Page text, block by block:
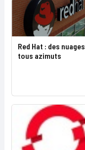
Red Hat : des nuages
tous azimuts